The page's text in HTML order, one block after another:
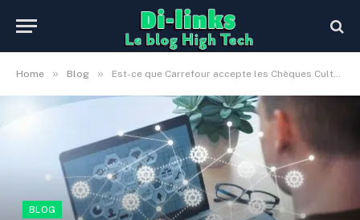
Home » Blog » Est-ce que Carrefour accepte les Chèques Culture ?
BLOG